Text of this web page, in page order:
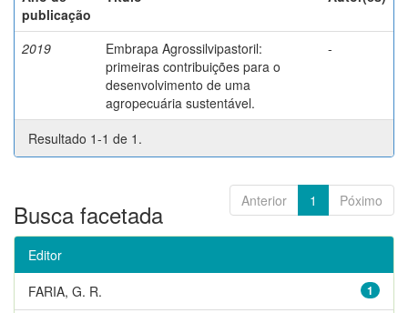
publicação
2019
Embrapa Agrossilvipastoril:
primeiras contribuições para o
desenvolvimento de uma
agropecuária sustentável.
-
Resultado 1-1 de 1.
Anterior 1 Póximo
Busca facetada
Editor
1
FARIA, G. R.